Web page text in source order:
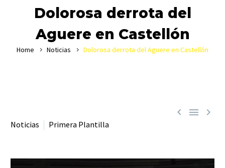
Dolorosa derrota del
Aguere en Castellón
Home Noticias Dolorosa derrota del Aguere en Castellón
  
Noticias Primera Plantilla